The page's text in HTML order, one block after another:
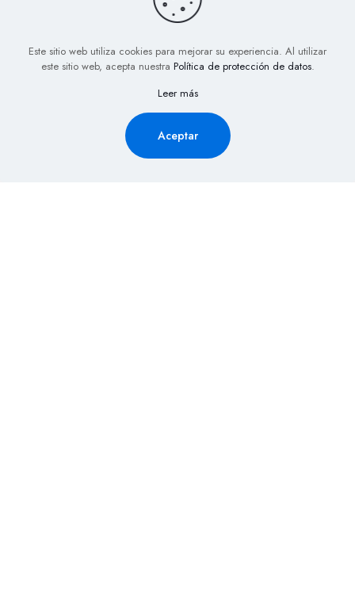
Solicita Información aquí y
recibe la cotización de tu
evento al Instante
Este sitio web utiliza cookies para mejorar su experiencia. Al utilizar
este sitio web, acepta nuestra Política de protección de datos.
Leer más
Aceptar